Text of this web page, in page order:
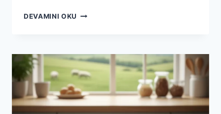
DEVAMINI OKU ANATOLION
EKLEM
SAĞLIĞI:
HAREKETLI
BIR
YAŞAMIN
SIRLARI